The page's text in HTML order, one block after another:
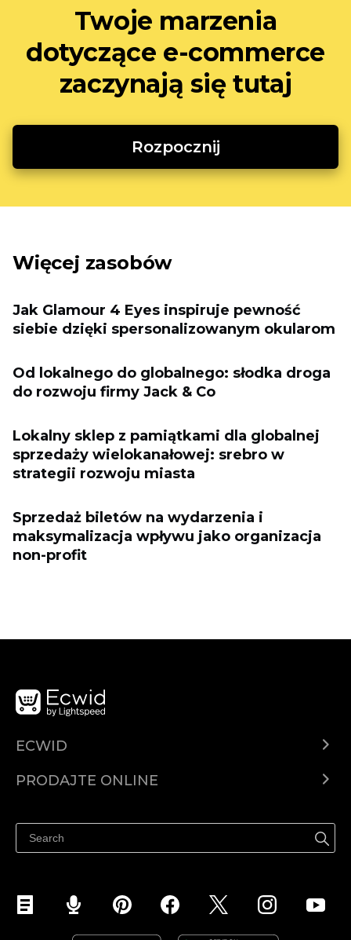
Twoje marzenia
dotyczące e-commerce
zaczynają się tutaj
Rozpocznij
Więcej zasobów
Jak Glamour 4 Eyes inspiruje pewność
siebie dzięki spersonalizowanym okularom
Od lokalnego do globalnego: słodka droga
do rozwoju firmy Jack & Co
Lokalny sklep z pamiątkami dla globalnej
sprzedaży wielokanałowej: srebro w
strategii rozwoju miasta
Sprzedaż biletów na wydarzenia i
maksymalizacja wpływu jako organizacja
non-profit
ECWID
PRODAJTE ONLINE